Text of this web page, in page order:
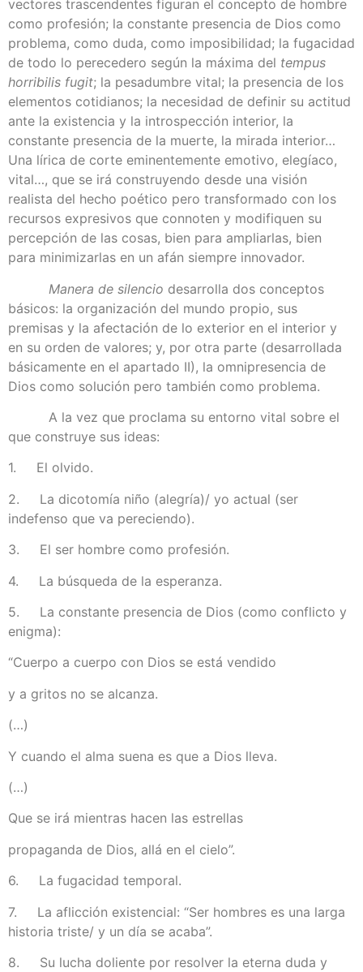
vectores trascendentes figuran el concepto de hombre
como profesión; la constante presencia de Dios como
problema, como duda, como imposibilidad; la fugacidad
de todo lo perecedero según la máxima del tempus
horribilis fugit; la pesadumbre vital; la presencia de los
elementos cotidianos; la necesidad de definir su actitud
ante la existencia y la introspección interior, la
constante presencia de la muerte, la mirada interior…
Una lírica de corte eminentemente emotivo, elegíaco,
vital…, que se irá construyendo desde una visión
realista del hecho poético pero transformado con los
recursos expresivos que connoten y modifiquen su
percepción de las cosas, bien para ampliarlas, bien
para minimizarlas en un afán siempre innovador.
Manera de silencio desarrolla dos conceptos
básicos: la organización del mundo propio, sus
premisas y la afectación de lo exterior en el interior y
en su orden de valores; y, por otra parte (desarrollada
básicamente en el apartado II), la omnipresencia de
Dios como solución pero también como problema.
A la vez que proclama su entorno vital sobre el
que construye sus ideas:
1. El olvido.
2. La dicotomía niño (alegría)/ yo actual (ser
indefenso que va pereciendo).
3. El ser hombre como profesión.
4. La búsqueda de la esperanza.
5. La constante presencia de Dios (como conflicto y
enigma):
“Cuerpo a cuerpo con Dios se está vendido
y a gritos no se alcanza.
(…)
Y cuando el alma suena es que a Dios lleva.
(…)
Que se irá mientras hacen las estrellas
propaganda de Dios, allá en el cielo”.
6. La fugacidad temporal.
7. La aflicción existencial: “Ser hombres es una larga
historia triste/ y un día se acaba”.
8. Su lucha doliente por resolver la eterna duda y